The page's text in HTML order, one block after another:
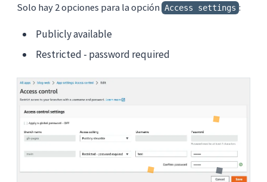
Solo hay 2 opciones para la opción Access settings :
Publicly available
Restricted - password required